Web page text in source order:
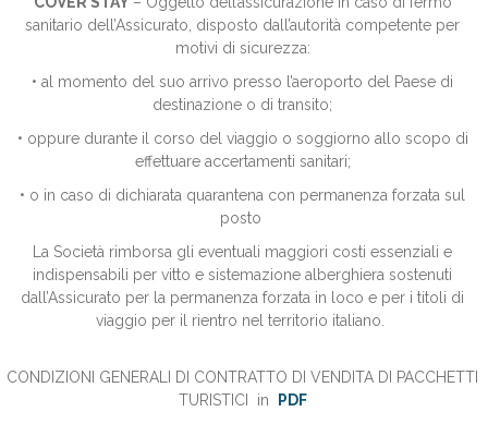
sanitario dell’Assicurato, disposto dall’autorità competente per
motivi di sicurezza:
• al momento del suo arrivo presso l’aeroporto del Paese di
destinazione o di transito;
• oppure durante il corso del viaggio o soggiorno allo scopo di
effettuare accertamenti sanitari;
• o in caso di dichiarata quarantena con permanenza forzata sul
posto
La Società rimborsa gli eventuali maggiori costi essenziali e
indispensabili per vitto e sistemazione alberghiera sostenuti
dall’Assicurato per la permanenza forzata in loco e per i titoli di
viaggio per il rientro nel territorio italiano.
CONDIZIONI GENERALI DI CONTRATTO DI VENDITA DI PACCHETTI
TURI STICI in PDF